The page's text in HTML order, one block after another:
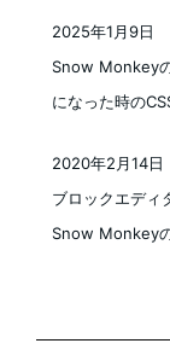
Snow Monkey
になった時の
2025年1月9日
ブロックエディ
Snow Monkey
2020年2月14日